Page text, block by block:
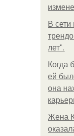
В сети
лет".
Когда
ей
она
Жена